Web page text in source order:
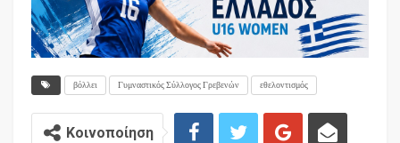
βόλλει Γυμναστικός Σύλλογος Γρεβενών εθελοντισμός
Κοινοποίηση